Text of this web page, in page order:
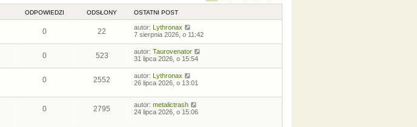
ODPOWIEDZI ODSŁONY OSTATNI POST
0 22 autor: Lythronax
7 sierpnia 2026, o 11:42
0 523 autor: Taurovenator
31 lipca 2026, o 15:54
0 2552 autor: Lythronax
26 lipca 2026, o 13:01
0 2795 autor: metalictrash
24 lipca 2026, o 15:06